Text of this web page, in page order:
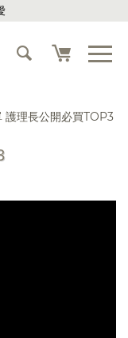
護理長公開必買TOP3